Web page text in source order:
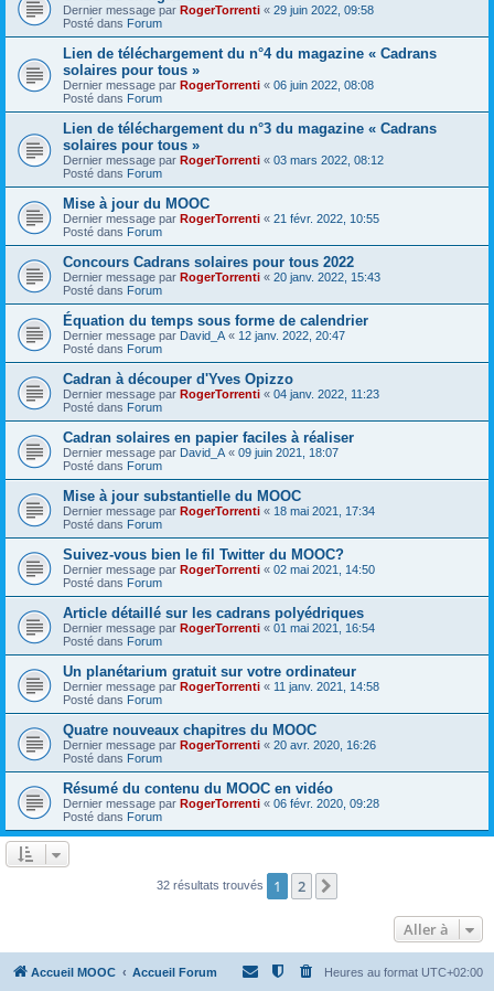
Dernier message par RogerTorrenti « 29 juin 2022, 09:58
Posté dans Forum
Lien de téléchargement du n°4 du magazine « Cadrans
solaires pour tous »
Dernier message par RogerTorrenti « 06 juin 2022, 08:08
Posté dans Forum
Lien de téléchargement du n°3 du magazine « Cadrans
solaires pour tous »
Dernier message par RogerTorrenti « 03 mars 2022, 08:12
Posté dans Forum
Mise à jour du MOOC
Dernier message par RogerTorrenti « 21 févr. 2022, 10:55
Posté dans Forum
Concours Cadrans solaires pour tous 2022
Dernier message par RogerTorrenti « 20 janv. 2022, 15:43
Posté dans Forum
Équation du temps sous forme de calendrier
Dernier message par David_A « 12 janv. 2022, 20:47
Posté dans Forum
Cadran à découper d'Yves Opizzo
Dernier message par RogerTorrenti « 04 janv. 2022, 11:23
Posté dans Forum
Cadran solaires en papier faciles à réaliser
Dernier message par David_A « 09 juin 2021, 18:07
Posté dans Forum
Mise à jour substantielle du MOOC
Dernier message par RogerTorrenti « 18 mai 2021, 17:34
Posté dans Forum
Suivez-vous bien le fil Twitter du MOOC?
Dernier message par RogerTorrenti « 02 mai 2021, 14:50
Posté dans Forum
Article détaillé sur les cadrans polyédriques
Dernier message par RogerTorrenti « 01 mai 2021, 16:54
Posté dans Forum
Un planétarium gratuit sur votre ordinateur
Dernier message par RogerTorrenti « 11 janv. 2021, 14:58
Posté dans Forum
Quatre nouveaux chapitres du MOOC
Dernier message par RogerTorrenti « 20 avr. 2020, 16:26
Posté dans Forum
Résumé du contenu du MOOC en vidéo
Dernier message par RogerTorrenti « 06 févr. 2020, 09:28
Posté dans Forum
32 résultats trouvés 1 2
Aller à
Accueil MOOC Accueil Forum Heures au format UTC+02:00